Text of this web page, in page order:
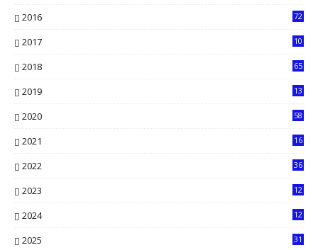
2016
72
2017 10
2018 65
2019
13
2020
58
2021
16
2022
36
2023
12
2024
12
2025
31